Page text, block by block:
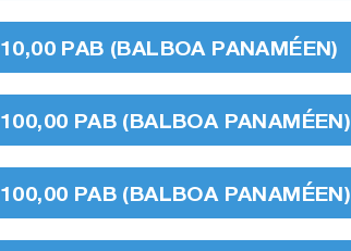
10,00 PAB (BALBOA PANAMÉEN)
100,00 PAB (BALBOA PANAMÉEN)
100,00 PAB (BALBOA PANAMÉEN)